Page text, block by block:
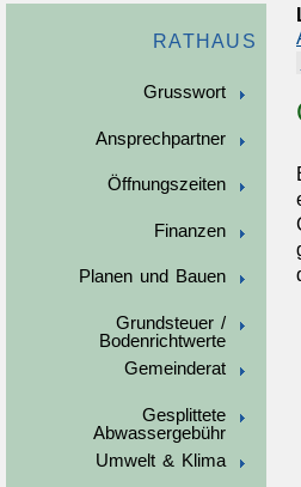
RATHAUS
Grusswort
Ansprechpartner
Öffnungszeiten
Finanzen
Planen und Bauen
Grundsteuer /
Bodenrichtwerte
Gemeinderat
Gesplittete
Abwassergebühr
Umwelt & Klima